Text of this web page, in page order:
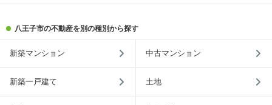
八王子市の不動産を別の種別から探す
新築マンション 中古マンション
新築一戸建て 土地